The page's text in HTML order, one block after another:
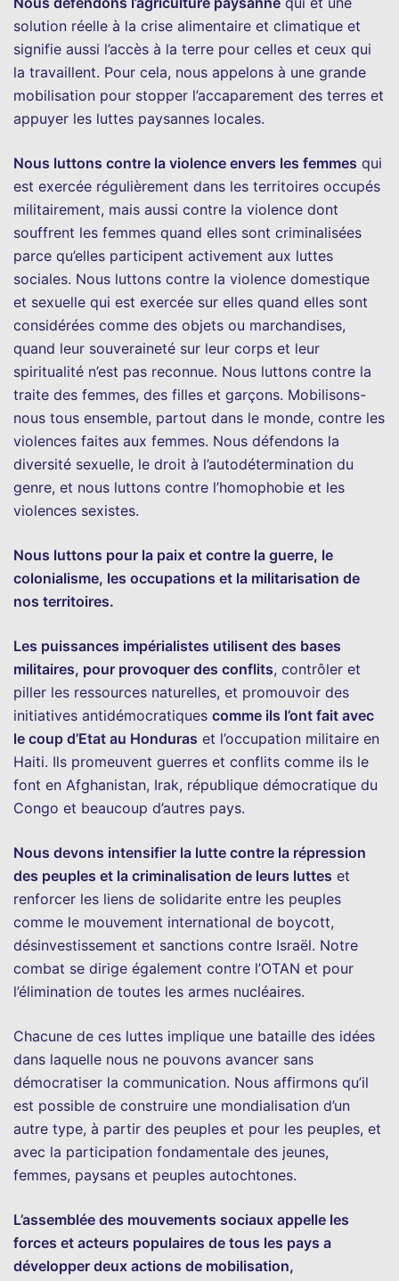
solution réelle à la crise alimentaire et climatique et
signifie aussi l’accès à la terre pour celles et ceux qui
la travaillent. Pour cela, nous appelons à une grande
mobilisation pour stopper l’accaparement des terres et
appuyer les luttes paysannes locales.
Nous luttons contre la violence envers les femmes qui
est exercée régulièrement dans les territoires occupés
militairement, mais aussi contre la violence dont
souffrent les femmes quand elles sont criminalisées
parce qu’elles participent activement aux luttes
sociales. Nous luttons contre la violence domestique
et sexuelle qui est exercée sur elles quand elles sont
considérées comme des objets ou marchandises,
quand leur souveraineté sur leur corps et leur
spiritualité n’est pas reconnue. Nous luttons contre la
traite des femmes, des filles et garçons. Mobilisons-
nous tous ensemble, partout dans le monde, contre les
violences faites aux femmes. Nous défendons la
diversité sexuelle, le droit à l’autodétermination du
genre, et nous luttons contre l’homophobie et les
violences sexistes.
Nous luttons pour la paix et contre la guerre, le
colonialisme, les occupations et la militarisation de
nos territoires.
Les puissances impérialistes utilisent des bases
militaires, pour provoquer des conflits, contrôler et
piller les ressources naturelles, et promouvoir des
initiatives antidémocratiques comme ils l’ont fait avec
le coup d’Etat au Honduras et l’occupation militaire en
Haiti. Ils promeuvent guerres et conflits comme ils le
font en Afghanistan, Irak, république démocratique du
Congo et beaucoup d’autres pays.
Nous devons intensifier la lutte contre la répression
des peuples et la criminalisation de leurs luttes et
renforcer les liens de solidarite entre les peuples
comme le mouvement international de boycott,
désinvestissement et sanctions contre Israël. Notre
combat se dirige également contre l’OTAN et pour
l’élimination de toutes les armes nucléaires.
Chacune de ces luttes implique une bataille des idées
dans laquelle nous ne pouvons avancer sans
démocratiser la communication. Nous affirmons qu’il
est possible de construire une mondialisation d’un
autre type, à partir des peuples et pour les peuples, et
avec la participation fondamentale des jeunes,
femmes, paysans et peuples autochtones.
L’assemblée des mouvements sociaux appelle les
forces et acteurs populaires de tous les pays a
développer deux actions de mobilisation,